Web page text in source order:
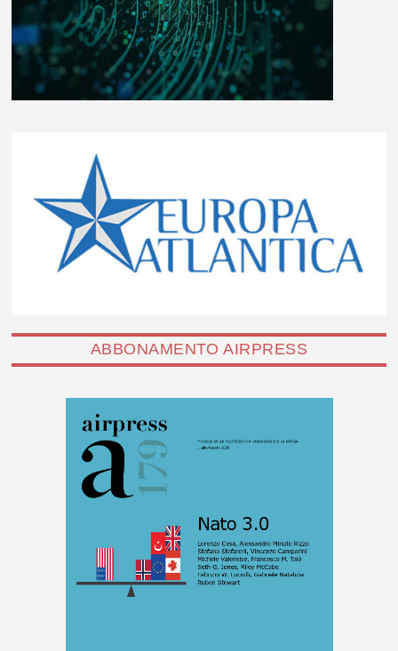
ABBONAMENTO AIRPRESS